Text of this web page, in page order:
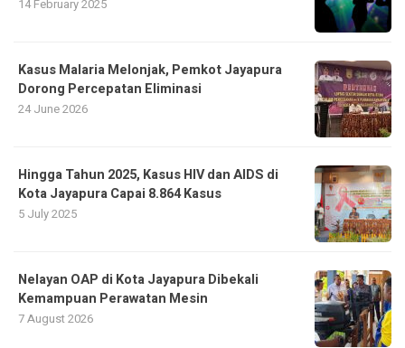
14 February 2025
Kasus Malaria Melonjak, Pemkot Jayapura
Dorong Percepatan Eliminasi
24 June 2026
Hingga Tahun 2025, Kasus HIV dan AIDS di
Kota Jayapura Capai 8.864 Kasus
5 July 2025
Nelayan OAP di Kota Jayapura Dibekali
Kemampuan Perawatan Mesin
7 August 2026